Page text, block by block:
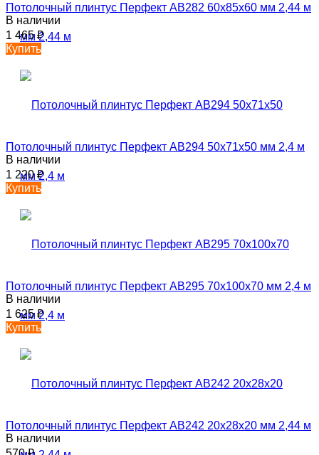
Потолочный плинтус Перфект AB282 60х85х60 мм 2,44 м
В наличии
1 465₽
Купить
Потолочный плинтус Перфект AB294 50х71х50 мм 2,4 м
В наличии
1 220₽
Купить
Потолочный плинтус Перфект AB295 70х100х70 мм 2,4 м
В наличии
1 625₽
Купить
Потолочный плинтус Перфект AB242 20х28х20 мм 2,44 м
В наличии